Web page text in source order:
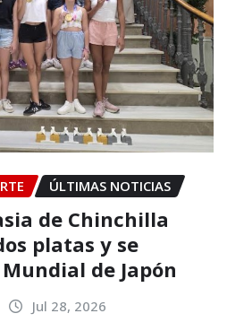
ÚLTIMAS NOTICIAS
de Chinchilla
platas y se
de Japón
Jul 28, 2026